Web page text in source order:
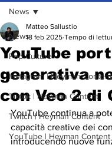
News
Pop Culture
Instagram | Heyman Content
Tiktok | Heyman Content
Twitch | Heyman Content
YouTube | Heyman Content
News
YouTube
generativa
con Veo 2 di
Matteo Sallustio
18 feb 2025 Tempo di
YouTube continua a
capacità creative dei
introducendo nuove